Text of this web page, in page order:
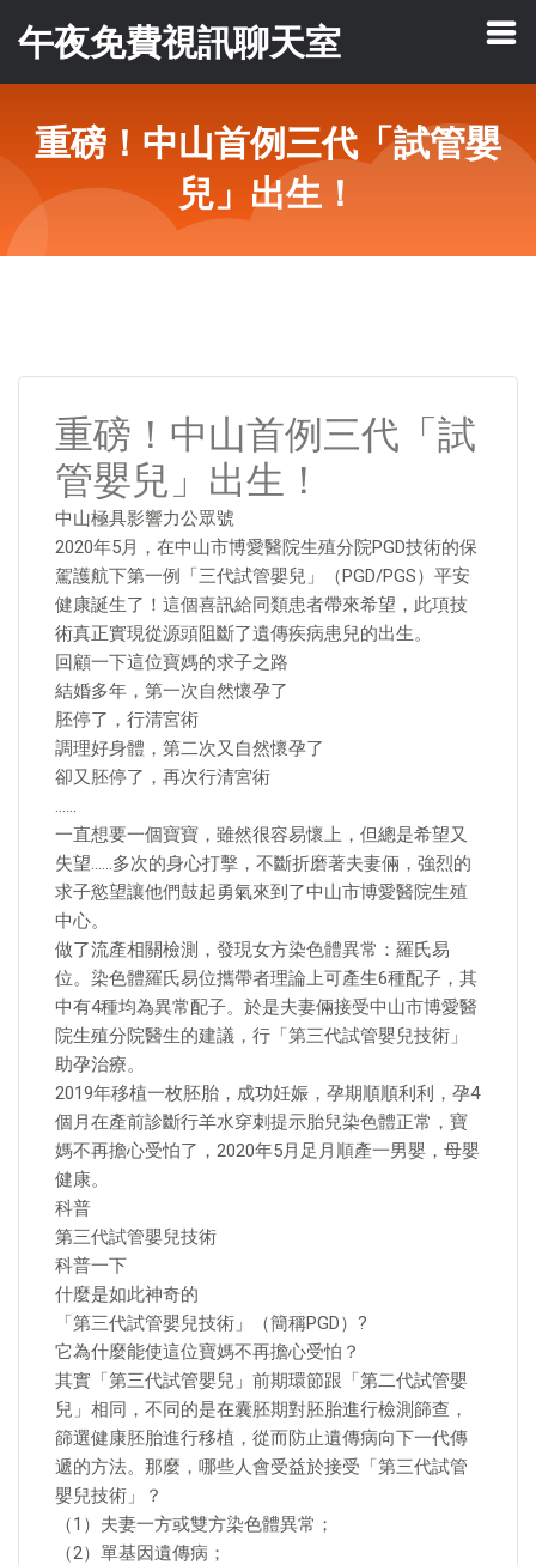
午夜免費視訊聊天室
重磅！中山首例三代「試管嬰
兒」出生！
重磅！中山首例三代「試
管嬰兒」出生！
中山極具影響力公眾號
2020年5月，在中山市博愛醫院生殖分院PGD技術的保
駕護航下第一例「三代試管嬰兒」（PGD/PGS）平安
健康誕生了！這個喜訊給同類患者帶來希望，此項技
術真正實現從源頭阻斷了遺傳疾病患兒的出生。
回顧一下這位寶媽的求子之路
結婚多年，第一次自然懷孕了
胚停了，行清宮術
調理好身體，第二次又自然懷孕了
卻又胚停了，再次行清宮術
……
一直想要一個寶寶，雖然很容易懷上，但總是希望又
失望……多次的身心打擊，不斷折磨著夫妻倆，強烈的
求子慾望讓他們鼓起勇氣來到了中山市博愛醫院生殖
中心。
做了流產相關檢測，發現女方染色體異常：羅氏易
位。染色體羅氏易位攜帶者理論上可產生6種配子，其
中有4種均為異常配子。於是夫妻倆接受中山市博愛醫
院生殖分院醫生的建議，行「第三代試管嬰兒技術」
助孕治療。
2019年移植一枚胚胎，成功妊娠，孕期順順利利，孕4
個月在產前診斷行羊水穿刺提示胎兒染色體正常，寶
媽不再擔心受怕了，2020年5月足月順產一男嬰，母嬰
健康。
科普
第三代試管嬰兒技術
科普一下
什麼是如此神奇的
「第三代試管嬰兒技術」（簡稱PGD）?
它為什麼能使這位寶媽不再擔心受怕？
其實「第三代試管嬰兒」前期環節跟「第二代試管嬰
兒」相同，不同的是在囊胚期對胚胎進行檢測篩查，
篩選健康胚胎進行移植，從而防止遺傳病向下一代傳
遞的方法。那麼，哪些人會受益於接受「第三代試管
嬰兒技術」？
（1）夫妻一方或雙方染色體異常；
（2）單基因遺傳病；